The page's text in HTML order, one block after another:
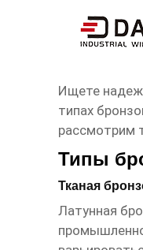
Ищете
типах
рассмотрим
Типы
Тканая
Латунная